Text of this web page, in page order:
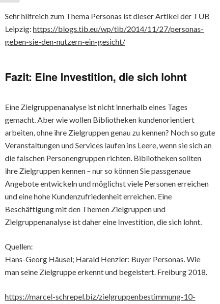
Sehr hilfreich zum Thema Personas ist dieser Artikel der TUB
Leipzig: https://blogs.tib.eu/wp/tib/2014/11/27/personas-
geben-sie-den-nutzern-ein-gesicht/
Fazit: Eine Investition, die sich lohnt
Eine Zielgruppenanalyse ist nicht innerhalb eines Tages
gemacht. Aber wie wollen Bibliotheken kundenorientiert
arbeiten, ohne ihre Zielgruppen genau zu kennen? Noch so gute
Veranstaltungen und Services laufen ins Leere, wenn sie sich an
die falschen Personengruppen richten. Bibliotheken sollten
ihre Zielgruppen kennen – nur so können Sie passgenaue
Angebote entwickeln und möglichst viele Personen erreichen
und eine hohe Kundenzufriedenheit erreichen. Eine
Beschäftigung mit den Themen Zielgruppen und
Zielgruppenanalyse ist daher eine Investition, die sich lohnt.
Quellen:
Hans-Georg Häusel; Harald Henzler: Buyer Personas. Wie
man seine Zielgruppe erkennt und begeistert. Freiburg 2018.
https://marcel-schrepel.biz/zielgruppenbestimmung-10-